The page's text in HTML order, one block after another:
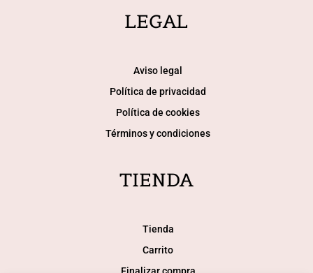
LEGAL
Aviso legal
Política de privacidad
Política de cookies
Términos y condiciones
TIENDA
Tienda
Carrito
Finalizar compra